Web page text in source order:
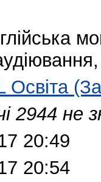
Освіта
2944 не
20:49
20:54